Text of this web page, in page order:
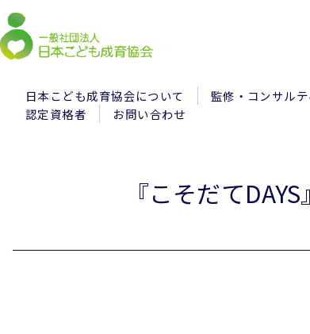
日本こども成育協会について 監修・コンサル
認定資格者
お問い合わせ
『こそだて